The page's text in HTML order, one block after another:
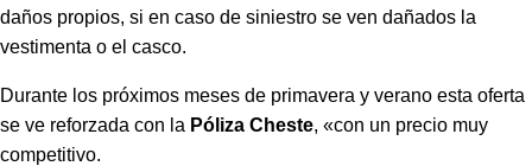
daños propios, si en caso de siniestro se ven dañados la
vestimenta o el casco.
Durante los próximos meses de primavera y verano esta oferta
se ve reforzada con la Póliza Cheste, «con un precio muy
competitivo.